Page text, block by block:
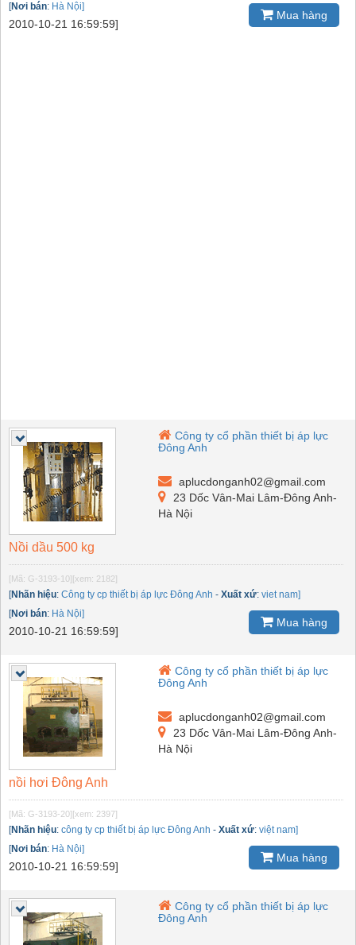
[Nơi bán: Hà Nội]
2010-10-21 16:59:59]
Mua hàng
Công ty cổ phần thiết bị áp lực
Đông Anh
aplucdonganh02@gmail.com
23 Dốc Vân-Mai Lâm-Đông Anh-
Hà Nội
Nồi dầu 500 kg
[Mã: G-3193-10] [xem: 2182]
[Nhãn hiệu: Công ty cp thiết bị áp lực Đông Anh - Xuất xứ: viet nam]
[Nơi bán: Hà Nội]
2010-10-21 16:59:59]
Mua hàng
Công ty cổ phần thiết bị áp lực
Đông Anh
aplucdonganh02@gmail.com
23 Dốc Vân-Mai Lâm-Đông Anh-
Hà Nội
nồi hơi Đông Anh
[Mã: G-3193-20] [xem: 2397]
[Nhãn hiệu: công ty cp thiết bị áp lực Đông Anh - Xuất xứ: việt nam]
[Nơi bán: Hà Nội]
2010-10-21 16:59:59]
Mua hàng
Công ty cổ phần thiết bị áp lực
Đông Anh